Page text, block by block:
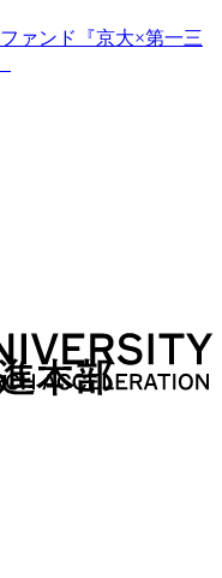
ァンド『京大×第一三